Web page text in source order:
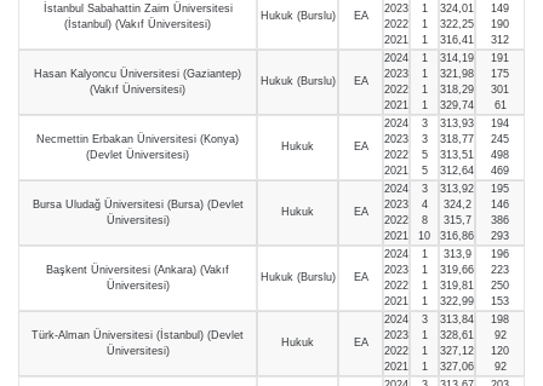
İstanbul Sabahattin Zaim Üniversitesi
(İstanbul) (Vakıf Üniversitesi)
Hukuk (Burslu) EA
2023
2022
2021
1
1
1
324,01
322,25
316,41
149
190
312
Hasan Kalyoncu Üniversitesi (Gaziantep)
(Vakıf Üniversitesi)
Hukuk (Burslu) EA
2024
2023
2022
2021
1
1
1
1
314,19
321,98
318,29
329,74
191
175
301
61
Necmettin Erbakan Üniversitesi (Konya)
(Devlet Üniversitesi)
Hukuk EA
2024
2023
2022
2021
3
3
5
5
313,93
318,77
313,51
312,64
194
245
498
469
Bursa Uludağ Üniversitesi (Bursa) (Devlet
Üniversitesi)
Hukuk EA
2024
2023
2022
2021
3
4
8
10
313,92
324,2
315,7
316,86
195
146
386
293
Başkent Üniversitesi (Ankara) (Vakıf
Üniversitesi)
Hukuk (Burslu) EA
2024
2023
2022
2021
1
1
1
1
313,9
319,66
319,81
322,99
196
223
250
153
Türk-Alman Üniversitesi (İstanbul) (Devlet
Üniversitesi)
Hukuk EA
2024
2023
2022
2021
3
1
1
1
313,84
328,61
327,12
327,06
198
92
120
92